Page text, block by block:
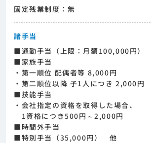
固定残業制度：無
諸手当
■通勤手当（上限：月額100,000円）
■家族手当
・第一順位 配偶者等 8,000円
・第二順位以降 子1人につき 2,000円
■技能手当
・会社指定の資格を取得した場合、
1資格につき500円～2,000円
■時間外手当
■特別手当（35,000円） 他